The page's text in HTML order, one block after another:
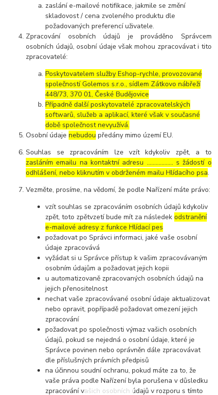
zaslání e-mailové notifikace, jakmile se změní
skladovost / cena zvoleného produktu dle
požadovaných preferencí uživatele.
Zpracování osobních údajů je prováděno Správcem
osobních údajů, osobní údaje však mohou zpracovávat i tito
zpracovatelé:
Poskytovatelem služby Eshop-rychle, provozované
společností Golemos s.r.o., sídlem Zátkovo nábřeží
448/73, 370 01, České Budějovice
Případně další poskytovatelé zpracovatelských
softwarů, služeb a aplikací, které však v současné
době společnost nevyužívá.
Osobní údajenebudou předány mimo území EU.
Souhlas se zpracováním lze vzít kdykoliv zpět, a to
zasláním emailu na kontaktní adresu ..……………. s žádostí o
odhlášení, nebo kliknutím v obdrženém mailu Hlídacího psa.
Vezměte, prosíme, na vědomí, že podle Nařízení máte právo:
vzít souhlas se zpracováním osobních údajů kdykoliv
zpět, toto zpětvzetí bude mít za následekodstranění
e-mailové adresy z funkce Hlídací pes
požadovat po Správci informaci, jaké vaše osobní
údaje zpracovává
vyžádat si u Správce přístup k vašim zpracovávaným
osobním údajům a požadovat jejich kopii
u automatizovaně zpracovaných osobních údajů na
jejich přenositelnost
nechat vaše zpracovávané osobní údaje aktualizovat
nebo opravit, popřípadě požadovat omezení jejich
zpracování
požadovat po společnosti výmaz vašich osobních
údajů, pokud se nejedná o osobní údaje, které je
Správce povinen nebo oprávněn dále zpracovávat
dle příslušných právních předpisů
na účinnou soudní ochranu, pokud máte za to, že
vaše práva podle Nařízení byla porušena v důsledku
zpracování vašich osobních údajů v rozporu s tímto